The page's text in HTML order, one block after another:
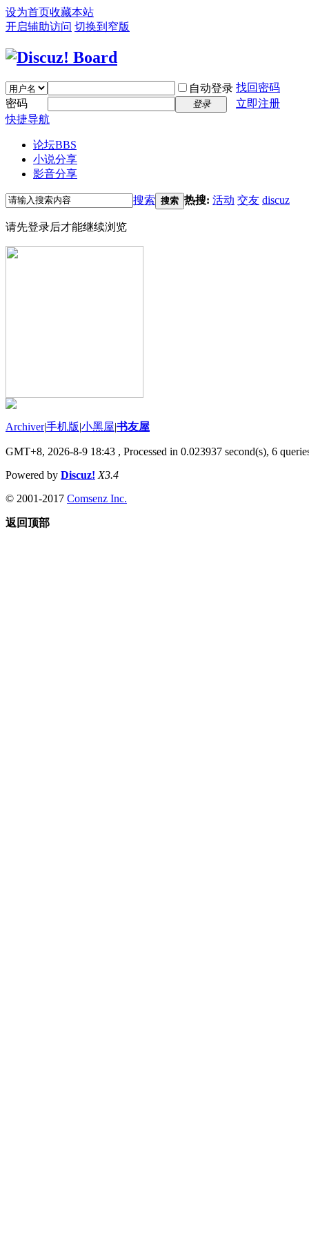
设为首页收藏本站
开启辅助访问 切换到窄版
自动登录 找回密码
密码
登录
立即注册
快捷导航
论坛BBS
小说分享
影音分享
搜索 搜索 热搜: 活动 交友 discuz
请先登录后才能继续浏览
Archiver|手机版|小黑屋|书友屋
GMT+8, 2026-8-9 18:43 , Processed in 0.023937 second(s), 6
Powered by Discuz! X3.4
© 2001-2017 Comsenz Inc.
返回顶部